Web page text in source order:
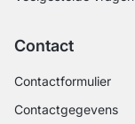
Contact
Contactformulier
Contactgegevens